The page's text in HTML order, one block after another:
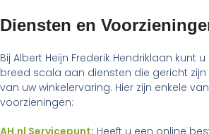
Diensten en
Bij Albert Heijn Frederik Hendriklaan kunt
breed scala aan diensten die gericht
van uw winkelervaring. Hier zijn enkele
voorzieningen: